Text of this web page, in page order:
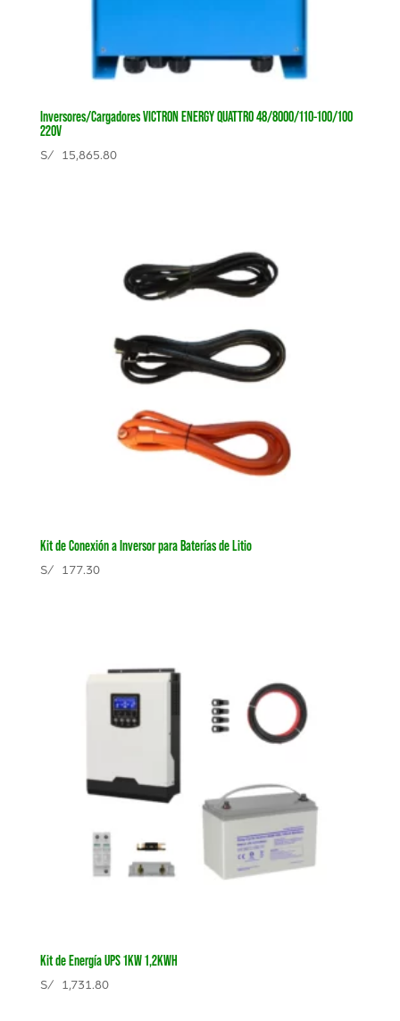
Inversores/Cargadores VICTRON ENERGY QUATTRO 48/8000/110-100/100
220V
S/15,865.80
Kit de Conexión a Inversor para Baterías de Litio
S/177.30
Kit de Energía UPS 1KW 1,2KWH
S/1,731.80